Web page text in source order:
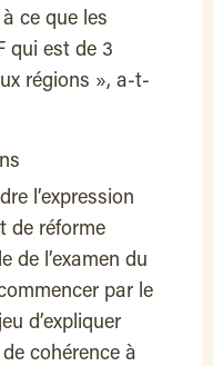
ce que les
qui est de 3
régions », a-t-
l’expression
de réforme
de l’examen du
par le
d’expliquer
cohérence à